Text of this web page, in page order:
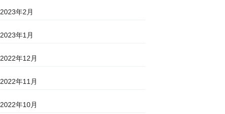
2023年2月
2023年1月
2022年12月
2022年11月
2022年10月